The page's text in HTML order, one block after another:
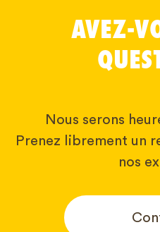
AVEZ-
Nous serons
Prenez librement un
nos